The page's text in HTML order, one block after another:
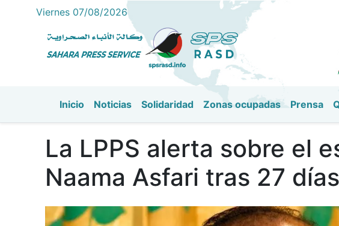
Viernes 07/08/2026
Inicio Noticias Solidaridad Zonas ocupadas Prensa
La LPPS alerta sobre el
Naama Asfari tras 27